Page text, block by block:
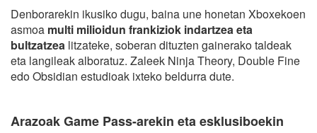
Denborarekin ikusiko dugu, baina une honetan Xboxekoen
asmoa multi milioidun frankiziok indartzea eta
bultzatzea litzateke, soberan dituzten gainerako taldeak
eta langileak alboratuz. Zaleek Ninja Theory, Double Fine
edo Obsidian estudioak ixteko beldurra dute.
Arazoak Game Pass-arekin eta esklusiboekin